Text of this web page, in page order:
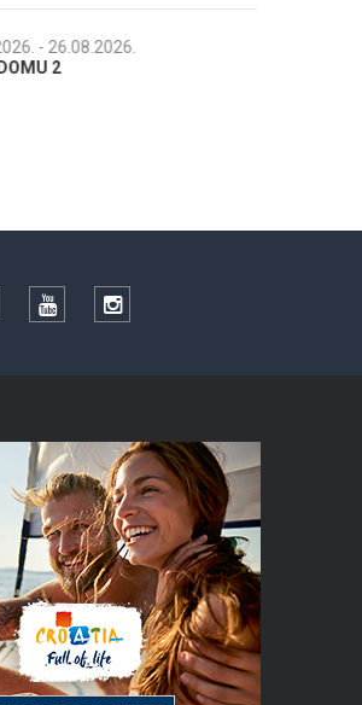
22.07.2026.
TwitterYouTubeInstagram